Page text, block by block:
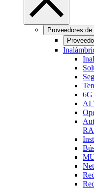
Proveedores
6G
AI